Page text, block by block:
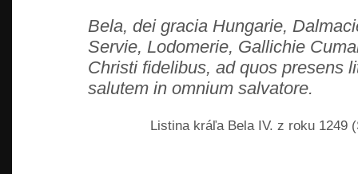
Bela, dei gracia Hungarie,
Servie, Lodomerie, Gallichie
Christi fidelibus, ad quos presens
salutem in omnium salvatore.
Listina kráľa Bela IV. z roku 1249